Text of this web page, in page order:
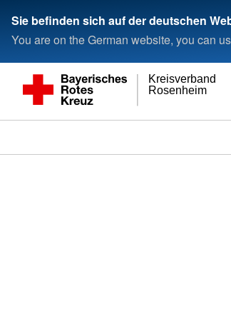
Sie befinden sich auf der deutschen
You are on the German website, you can
Rosenheim
Kreisverband